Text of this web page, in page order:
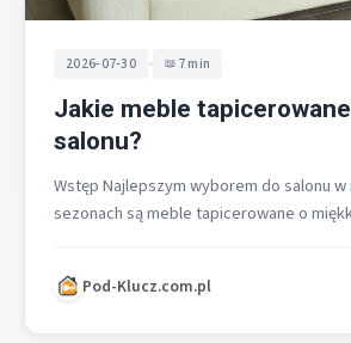
2026-07-30 • 7 min
Jakie meble
salonu?
Wstęp Najlepszym wyborem do salonu
sezonach są meble tapicerowane o
Pod-Klucz.com.pl